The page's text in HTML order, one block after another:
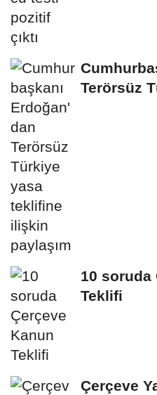
Terörsüz
10 soruda
Teklifi
Çerçeve